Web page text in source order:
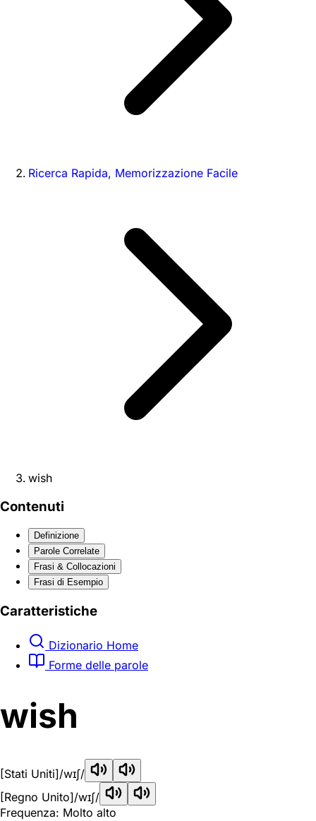
Ricerca Rapida, Memorizzazione Facile
wish
Contenuti
Definizione
Parole Correlate
Frasi & Collocazioni
Frasi di Esempio
Caratteristiche
Dizionario Home
Forme delle parole
wish
[Stati Uniti]/wɪʃ/
[Regno Unito]/wɪʃ/
Frequenza: Molto alto